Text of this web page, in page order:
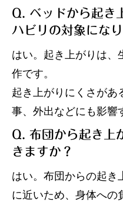
Q. ベッドから起き
ハビリの対象にな
はい。起き上がりは、
作です。
起き上がりにくさがあ
事、外出などにも影響
Q. 布団から起き上
きますか？
はい。布団からの起き
に近いため、身体への